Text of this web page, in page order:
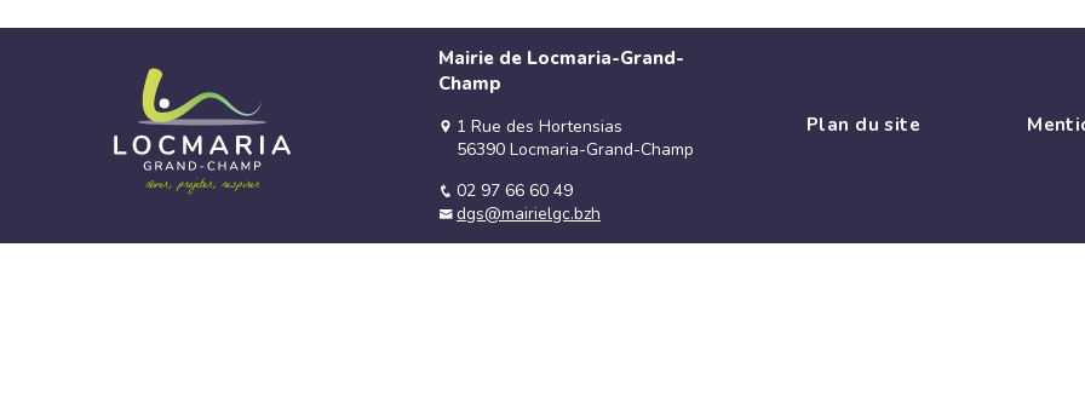
Mairie de Locmaria-Grand-
Champ
1 Rue des Hortensias
56390 Locmaria-Grand-Champ
02 97 66 60 49
dgs@mairielgc.bzh
Plan du site